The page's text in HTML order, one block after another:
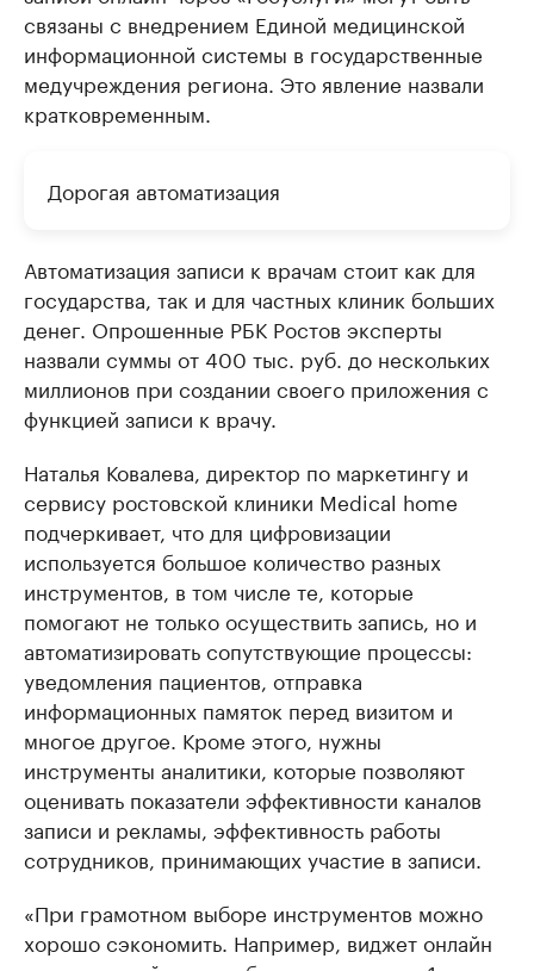
связаны с внедрением Единой медицинской
информационной системы в государственные
медучреждения региона. Это явление назвали
кратковременным.
Дорогая автоматизация
Автоматизация записи к врачам стоит как для
государства, так и для частных клиник больших
денег. Опрошенные РБК Ростов эксперты
назвали суммы от 400 тыс. руб. до нескольких
миллионов при создании своего приложения с
функцией записи к врачу.
Наталья Ковалева, директор по маркетингу и
сервису ростовской клиники Medical home
подчеркивает, что для цифровизации
используется большое количество разных
инструментов, в том числе те, которые
помогают не только осуществить запись, но и
автоматизировать сопутствующие процессы:
уведомления пациентов, отправка
информационных памяток перед визитом и
многое другое. Кроме этого, нужны
инструменты аналитики, которые позволяют
оценивать показатели эффективности каналов
записи и рекламы, эффективность работы
сотрудников, принимающих участие в записи.
«При грамотном выборе инструментов можно
хорошо сэкономить. Например, виджет онлайн